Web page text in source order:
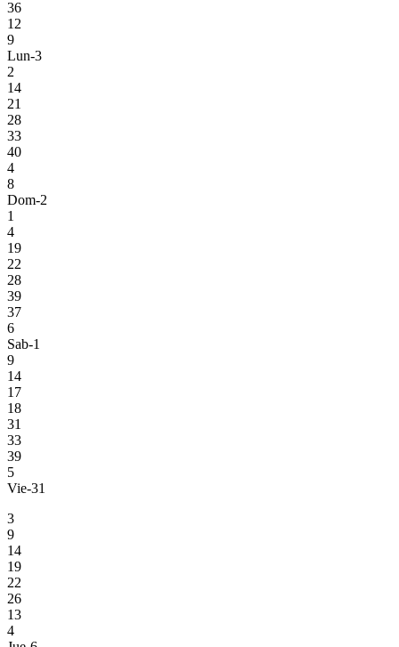
36
12
9
Lun-3
2
14
21
28
33
40
4
8
Dom-2
1
4
19
22
28
39
37
6
Sab-1
9
14
17
18
31
33
39
5
Vie-31
3
9
14
19
22
26
13
4